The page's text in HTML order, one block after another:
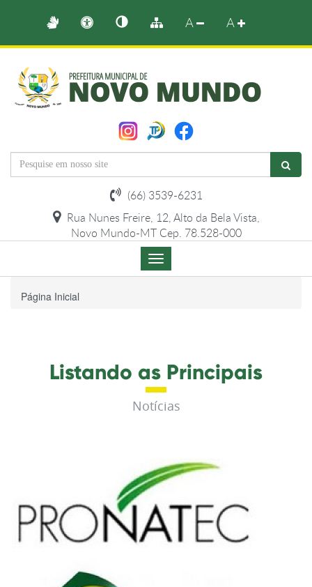
A A
(66) 3539-6231
Rua Nunes Freire, 12, Alto da Bela Vista,
Novo Mundo-MT Cep. 78.528-000
Menu
de
Página Inicial
Listando as Principais
Notícias